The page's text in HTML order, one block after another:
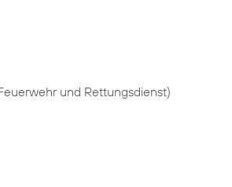
und Rettungsdienst)